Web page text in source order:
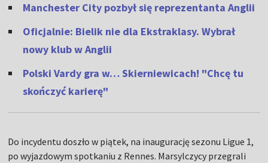
Manchester City pozbył się reprezentanta Anglii
Oficjalnie: Bielik nie dla Ekstraklasy. Wybrał
nowy klub w Anglii
Polski Vardy gra w… Skierniewicach! "Chcę tu
skończyć karierę"
Do incydentu doszło w piątek, na inaugurację sezonu Ligue 1,
po wyjazdowym spotkaniu z Rennes. Marsylczycy przegrali